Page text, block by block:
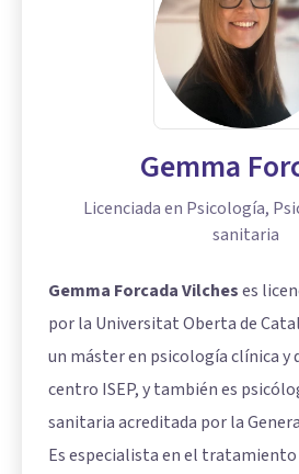
Gemma
Licenciada en Psicología,
sanitaria
Gemma Forcada Vilcheses
por la Universitat Oberta de
un máster en psicología clínica y
centro ISEP, y también es
sanitaria acreditada por la
Es especialista en el tratamiento